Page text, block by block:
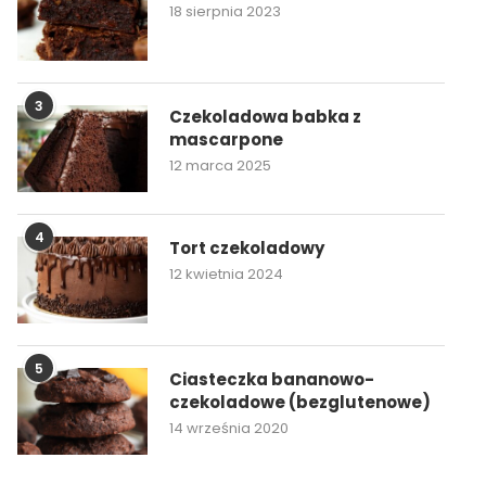
18 sierpnia 2023
3
Czekoladowa babka z
mascarpone
12 marca 2025
4 Tort czekoladowy
12 kwietnia 2024
5
Ciasteczka bananowo-
czekoladowe (bezglutenowe)
14 września 2020